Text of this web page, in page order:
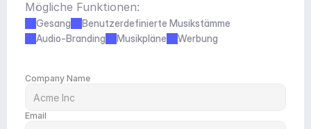
Mögliche Funktionen:
Gesang
Benutzerdefinierte Musikstämme
Audio-Branding
Musikpläne Werbung
Company Name
Email